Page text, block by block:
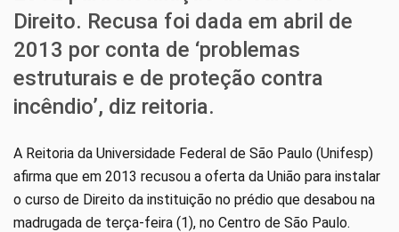
Direito. Recusa foi dada em abril de
2013 por conta de ‘problemas
estruturais e de proteção contra
incêndio’, diz reitoria.
A Reitoria da Universidade Federal de São Paulo (Unifesp)
afirma que em 2013 recusou a oferta da União para instalar
o curso de Direito da instituição no prédio que desabou na
madrugada de terça-feira (1), no Centro de São Paulo.